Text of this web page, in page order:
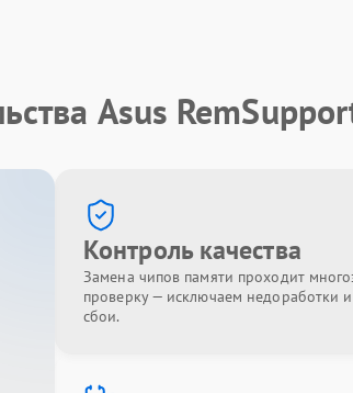
Asus
Контроль качества
Замена чипов памяти проходит
проверку — исключаем недоработки
сбои.